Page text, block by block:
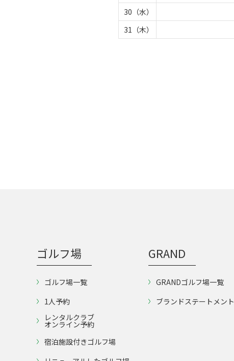
30（水）
31（木）
ゴルフ場
ゴルフ場一覧
1人予約
レンタルクラブ
オンライン予約
宿泊施設付きゴルフ場
GRAND
GRANDゴルフ場一覧
ブランドステートメント